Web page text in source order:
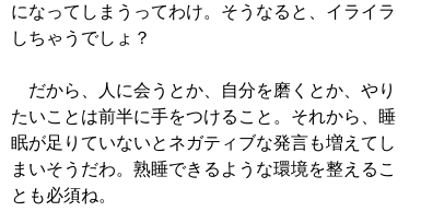
になってしまうってわけ。そうなると、イライラ
しちゃうでしょ？
だから、人に会うとか、自分を磨くとか、やり
たいことは前半に手をつけること。それから、睡
眠が足りていないとネガティブな発言も増えてし
まいそうだわ。熟睡できるような環境を整えるこ
とも必須ね。